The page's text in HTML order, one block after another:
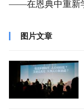
——在恩典中重新
图片文章